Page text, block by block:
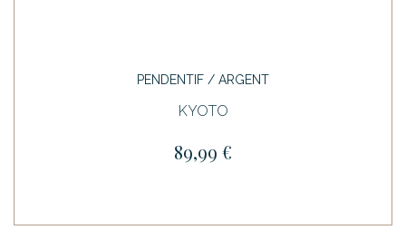
PENDENTIF / ARGENT
KYOTO
89,99 €